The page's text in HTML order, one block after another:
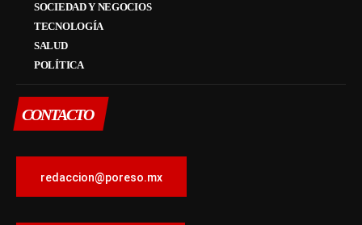
SOCIEDAD Y NEGOCIOS
TECNOLOGÍA
SALUD
POLÍTICA
CONTACTO
redaccion@poreso.mx